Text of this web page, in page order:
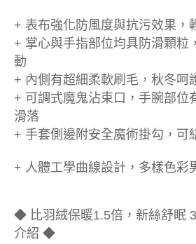
+ 表布強化防風度與抗污效果，
+ 掌心與手指部位均具防滑顆粒
動
+ 內側有超細柔軟刷毛，秋冬呵
+ 可調式魔鬼沾束口，手腕部位
滑落
+ 手套側邊附安全魔術掛勾，可
+ 人體工學曲線設計，多樣色彩
◆ 比羽絨保暖1.5倍，新絲舒眠
介紹 ◆